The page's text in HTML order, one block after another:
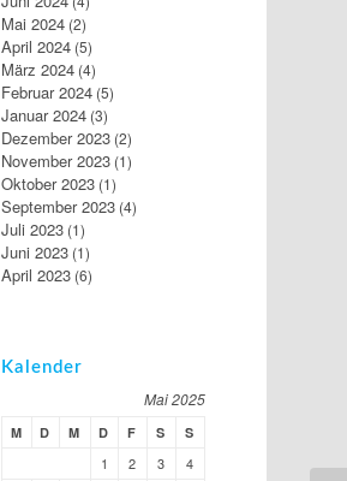
Mai 2024(2)
April 2024(5)
März 2024(4)
Februar 2024(5)
Januar 2024(3)
Dezember 2023(2)
November 2023(1)
Oktober 2023(1)
September 2023(4)
Juli 2023(1)
Juni 2023(1)
April 2023(6)
Kalender
Mai 2025
M D M D F S S
1 2 3
4